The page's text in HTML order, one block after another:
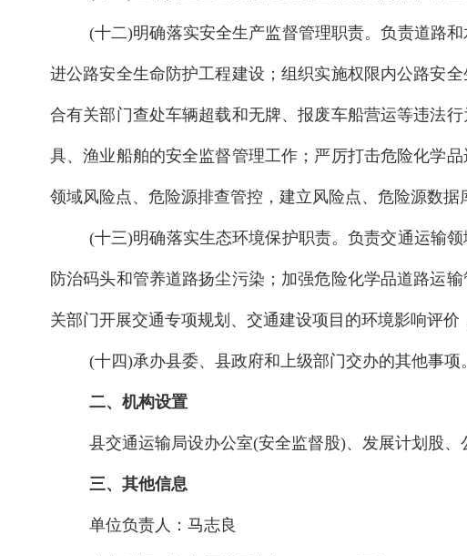
(十二)明确落实安全生产监督管理职责。负责道路
进公路安全生命防护工程建设；组织实施权限内公路安
合有关部门查处车辆超载和无牌、报废车船营运等违法
具、渔业船舶的安全监督管理工作；严厉打击危险化学
领域风险点、危险源排查管控，建立风险点、危险源数据
(十三)明确落实生态环境保护职责。负责交通运输
防治码头和管养道路扬尘污染；加强危险化学品道路运
关部门开展交通专项规划、交通建设项目的环境影响评价
(十四)承办县委、县政府和上级部门交办的其他事项。
二、机构设置
县交通运输局设办公室(安全监督股)、发展计划股
三、其他信息
单位负责人：马志良